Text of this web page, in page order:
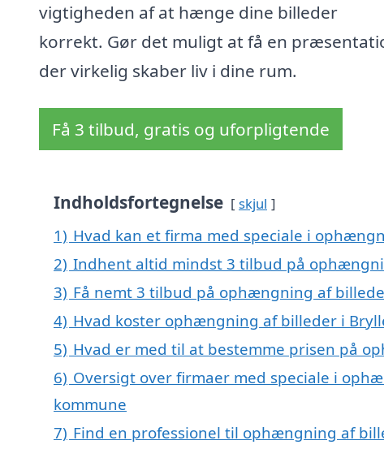
vigtigheden af at hænge dine billeder
korrekt. Gør det muligt at få en
der virkelig skaber liv i dine rum.
Få 3 tilbud, gratis og uforpligtende
Indholdsfortegnelse skjul
1) Hvad kan et firma med speciale i
2) Indhent altid mindst 3 tilbud på
3) Få nemt 3 tilbud på ophængning af
4) Hvad koster ophængning af billeder i
5) Hvad er med til at bestemme prisen på
6) Oversigt over firmaer med speciale i
kommune
7) Find en professionel til ophængning af